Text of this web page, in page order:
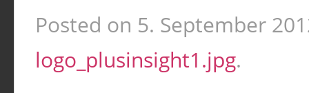
Posted on 5. September
logo_plusinsight1.jpg.